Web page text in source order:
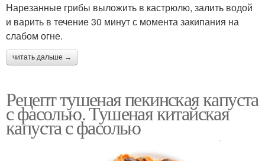
Нарезанные грибы выложить в кастрюлю, залить водой
и варить в течение 30 минут с момента закипания на
слабом огне.
читать дальше →
Рецепт тушеная пекинская капуста
с фасолью. Тушеная китайская
капуста с фасолью